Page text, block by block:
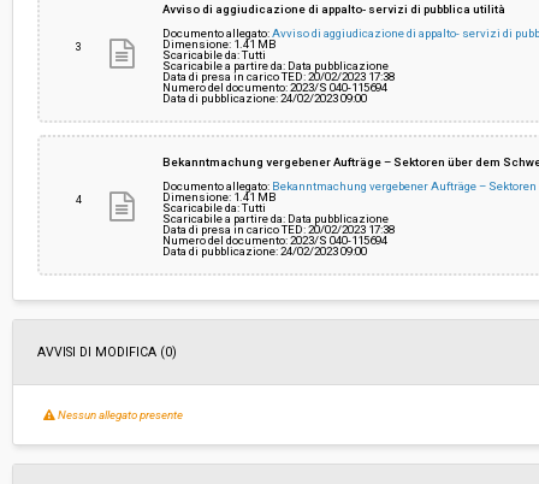
3
Avviso di aggiudicazione di appalto- servizi di pubblica utilità
Documento allegato:Avviso di aggiudicazione di appalto- servizi di
Dimensione: 1.41 MB
Scaricabile da: Tutti
Scaricabile a partire da: Data pubblicazione
Data di presa in carico TED: 20/02/2023 17:38
Numero del documento: 2023/S 040-115694
Data di pubblicazione: 24/02/2023 09:00
4
Bekanntmachung vergebener Aufträge – Sektoren über dem
Documento allegato: Bekanntmachung vergebener Aufträge –
Dimensione: 1.41 MB
Scaricabile da: Tutti
Scaricabile a partire da: Data pubblicazione
Data di presa in carico TED: 20/02/2023 17:38
Numero del documento: 2023/S 040-115694
Data di pubblicazione: 24/02/2023 09:00
AVVISI DI MODIFICA (0)
Nessun allegato presente